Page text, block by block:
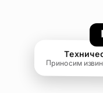
Приносим